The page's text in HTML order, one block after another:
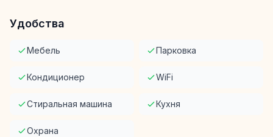
Удобства
Мебель Парковка
Кондиционер WiFi
Стиральная машина Кухня
Охрана